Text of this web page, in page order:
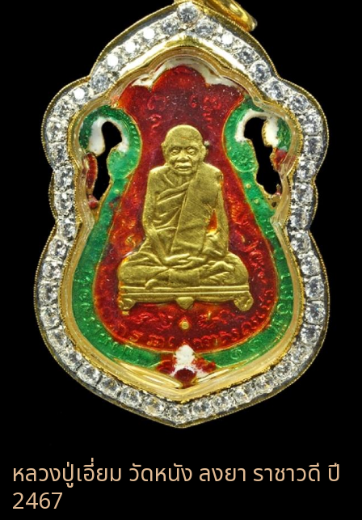
หลวงปู่เอี่ยม วัดหนัง ลงยา ราชาวดี ปี
2467